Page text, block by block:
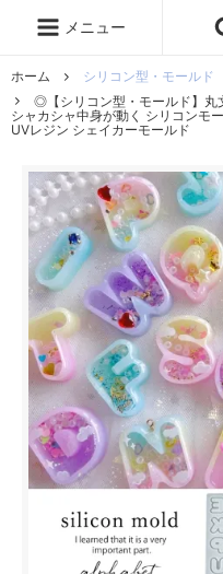
メニュー
ホーム シリコン型・モールド
◎【シリコン型・モールド】丸
シャカシャ中身が動く シリコンモ
UVレジン シェイカーモールド